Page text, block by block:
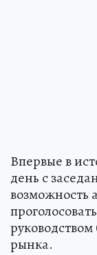
Впервые в
день с
возможность
рынка.